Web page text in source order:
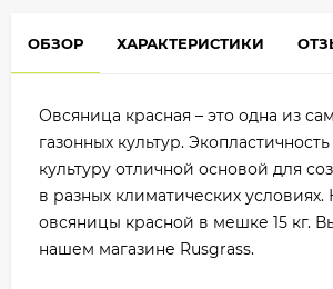
ОБЗОР ХАРАКТЕРИСТИКИ
Овсяница красная – это одна из
газонных культур.
культуру отличной основой для
в разных климатических условиях.
овсяницы красной в мешке 15 кг.
нашем магазине Rusgrass.